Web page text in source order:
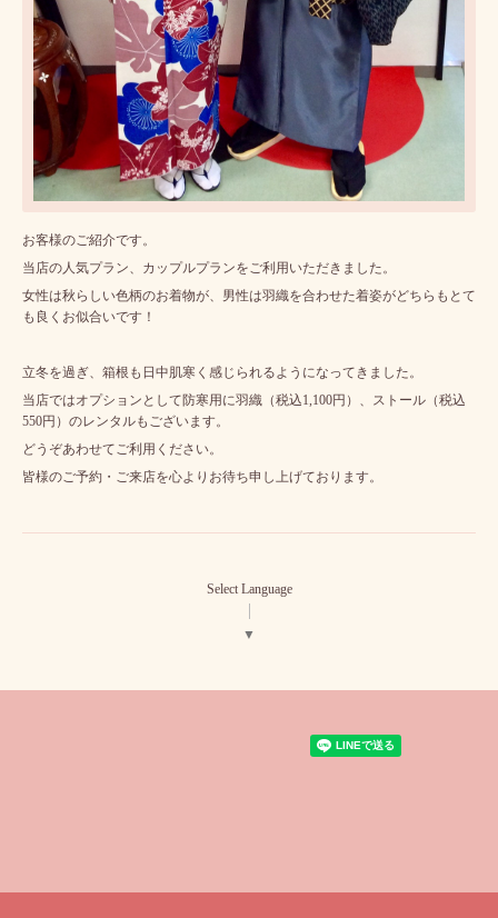
お客様のご紹介です。
当店の人気プラン、カップルプランをご利用いただきました。
女性は秋らしい色柄のお着物が、男性は羽織を合わせた着姿がどちらもとて
も良くお似合いです！
立冬を過ぎ、箱根も日中肌寒く感じられるようになってきました。
当店ではオプションとして防寒用に羽織（税込1,100円）、ストール（税込
550円）のレンタルもございます。
どうぞあわせてご利用ください。
皆様のご予約・ご来店を心よりお待ち申し上げております。
Select Language
▼